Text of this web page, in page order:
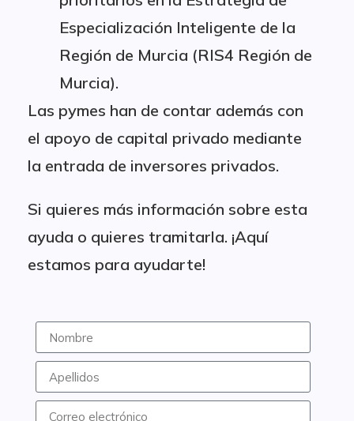
Especialización Inteligente de la
Región de Murcia (RIS4 Región de
Murcia).
Las pymes han de contar además con
el apoyo de capital privado mediante
la entrada de inversores privados.
Si quieres más información sobre esta
ayuda o quieres tramitarla. ¡Aquí
estamos para ayudarte!